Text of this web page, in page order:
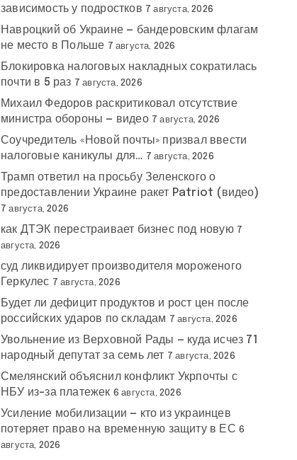
зависимость у подростков 7 августа, 2026
Навроцкий об Украине — бандеровским флагам
не место в Польше 7 августа, 2026
Блокировка налоговых накладных сократилась
почти в 5 раз 7 августа, 2026
Михаил Федоров раскритиковал отсутствие
министра обороны — видео 7 августа, 2026
Соучредитель «Новой почты» призвал ввести
налоговые каникулы для… 7 августа, 2026
Трамп ответил на просьбу Зеленского о
предоставлении Украине ракет Patriot (видео)
7 августа, 2026
как ДТЭК перестраивает бизнес под новую 7
августа, 2026
суд ликвидирует производителя мороженого
Геркулес 7 августа, 2026
Будет ли дефицит продуктов и рост цен после
российских ударов по складам 7 августа, 2026
Увольнение из Верховной Рады — куда исчез 71
народный депутат за семь лет 7 августа, 2026
Смелянский объяснил конфликт Укрпочты с
НБУ из-за платежек 6 августа, 2026
Усиление мобилизации — кто из украинцев
потеряет право на временную защиту в ЕС 6
августа, 2026